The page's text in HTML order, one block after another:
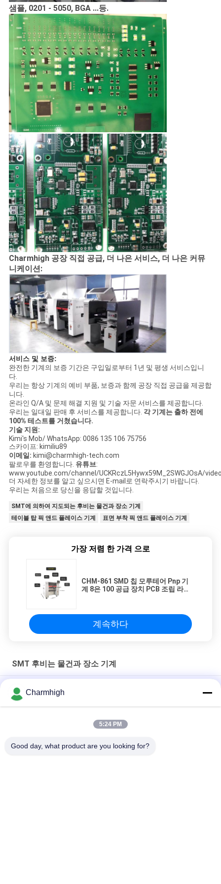
샘플, 0201 - 5050, BGA ...등.
Charmhigh 공장 직접 공급, 더 나은 서비스, 더 나은 커뮤
니케이션:
서비스 및 보증:
완전한 기계의 보증 기간은 구입일로부터 1년 및 평생 서비스입니
다.
우리는 항상 기계의 예비 부품, 보증과 함께 공장 직접 공급을 제공합
니다.
온라인 Q/A 및 문제 해결 지원 및 기술 자문 서비스를 제공합니다.
우리는 일대일 판매 후 서비스를 제공합니다. 각 기계는 출하 전에
100% 테스트를 거쳤습니다.
기술 지원:
Kimi's Mob/ WhatsApp: 0086 135 106 75756
스카이프: kimiliu89
이메일: kimi@charmhigh-tech.com
팔로우를 환영합니다. 유튜브:
www.youtube.com/channel/UCKRczL5Hywx59M_2SWGJOsA/
더 자세한 정보를 알고 싶으시면 E-mail로 연락주시기 바랍니다.
우리는 처음으로 당신을 응답할 것입니다.
SMT에 의하여 지도되는 후비는 물건과 장소 기계
테이블 탑 픽 앤드 플레이스 기계
표면 부착 픽 앤드 플레이스 기계
가장 저렴 한 가격 으로
CHM-861 SMD 칩 모루테어 Pnp 기
계 8은 100 공급 장치 PCB 조립 라인
계속하다
SMT 후비는 물건과 장소 기계
합철 구조 4 머리 CHM-551P SMD 픽 앤 플래시 머신
좁은 설계 고 정밀 TC06 모듈 SMT 픽 앤 플라시 머신 6 헤드 지원
Charmhigh
5:24 PM
Good day, what product are you looking for?